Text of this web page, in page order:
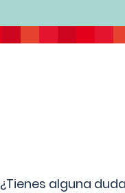
¿Tienes alguna